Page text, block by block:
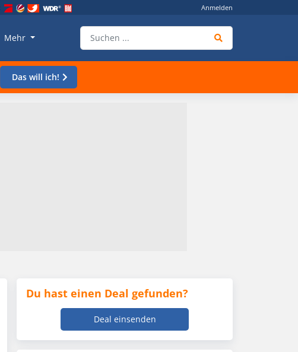
Anmelden
Mehr
Das will ich!
Du hast einen Deal gefunden?
Deal einsenden